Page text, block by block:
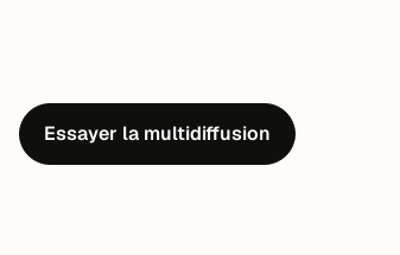
Essayer la multidiffusion